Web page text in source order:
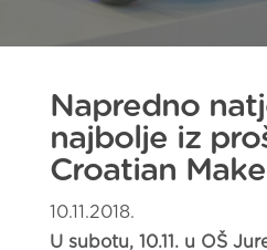
Napredno
najbolje iz
Croatian
10.11.2018.
U subotu, 10.11. u OŠ